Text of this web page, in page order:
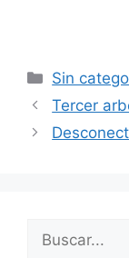
Sin
Tercer
Buscar: